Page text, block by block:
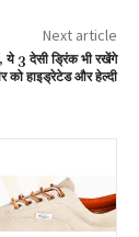
Next article
ये 3 देसी ड्रिंक भी रखेंगे
को हाइड्रेटेड और हेल्दी